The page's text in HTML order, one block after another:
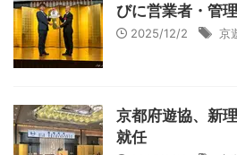
びに営業者・管
2025/12/2 京
京都府遊協、新
就任